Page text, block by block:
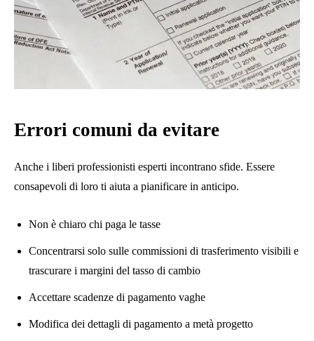
Errori comuni da evitare
Anche i liberi professionisti esperti incontrano sfide. Essere
consapevoli di loro ti aiuta a pianificare in anticipo.
Non è chiaro chi paga le tasse
Concentrarsi solo sulle commissioni di trasferimento visibili e
trascurare i margini del tasso di cambio
Accettare scadenze di pagamento vaghe
Modifica dei dettagli di pagamento a metà progetto